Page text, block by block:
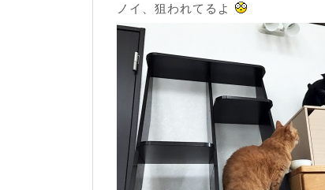
ノイ、狙われてるよ